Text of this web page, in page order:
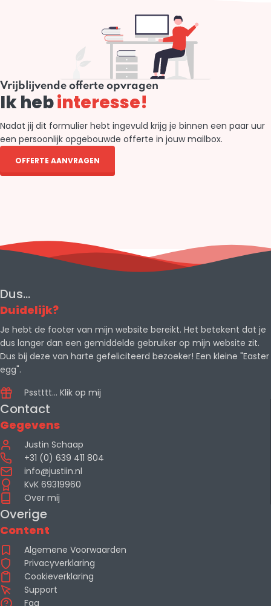
Vrijblijvende offerte opvragen
Ik hebinteresse!
Nadat jij dit formulier hebt ingevuld krijg je binnen een paar uur
een persoonlijk opgebouwde offerte in jouw mailbox.
OFFERTE AANVRAGEN
Dus...
Duidelijk?
Je hebt de footer van mijn website bereikt. Het betekent dat je
dus langer dan een gemiddelde gebruiker op mijn website zit.
Dus bij deze van harte gefeliciteerd bezoeker! Een kleine "Easter
egg".
Psstttt... Klik op mij
Contact
Gegevens
Justin Schaap
+31 (0) 639 411 804
info@justiin.nl
KvK 69319960
Over mij
Overige
Content
Algemene Voorwaarden
Privacyverklaring
Cookieverklaring
Support
Faq